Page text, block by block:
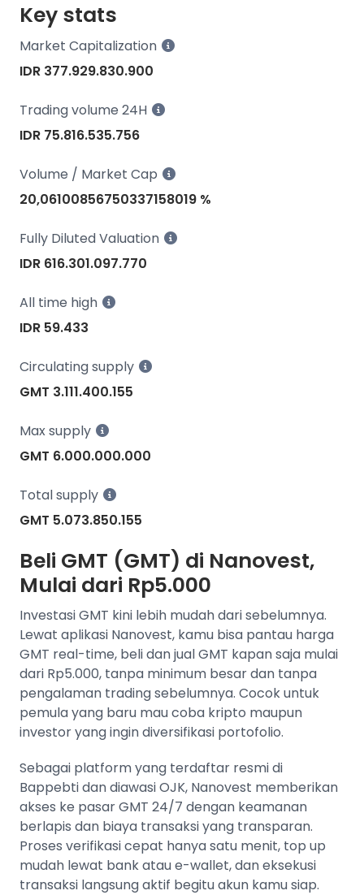
Key stats
Market Capitalization
IDR 377.929.830.900
Trading volume 24H
IDR 75.816.535.756
Volume / Market Cap
20,06100856750337158019 %
Fully Diluted Valuation
IDR 616.301.097.770
All time high
IDR 59.433
Circulating supply
GMT 3.111.400.155
Max supply
GMT 6.000.000.000
Total supply
GMT 5.073.850.155
Beli GMT (GMT) di Nanovest,
Mulai dari Rp5.000
Investasi GMT kini lebih mudah dari sebelumnya.
Lewat aplikasi Nanovest, kamu bisa pantau harga
GMT real-time, beli dan jual GMT kapan saja mulai
dari Rp5.000, tanpa minimum besar dan tanpa
pengalaman trading sebelumnya. Cocok untuk
pemula yang baru mau coba kripto maupun
investor yang ingin diversifikasi portofolio.
Sebagai platform yang terdaftar resmi di
Bappebti dan diawasi OJK, Nanovest memberikan
akses ke pasar GMT 24/7 dengan keamanan
berlapis dan biaya transaksi yang transparan.
Proses verifikasi cepat hanya satu menit, top up
mudah lewat bank atau e-wallet, dan eksekusi
transaksi langsung aktif begitu akun kamu siap.